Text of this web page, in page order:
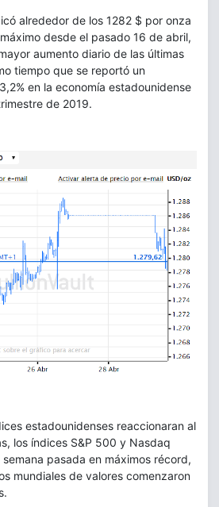
alrededor de los 1282 $ por onza
desde el pasado 16 de abril,
aumento diario de las últimas
tiempo que se reportó un
en la economía estadounidense
de 2019.
estadounidenses reaccionaran al
los índices S&P 500 y Nasdaq
pasada en máximos récord,
mundiales de valores comenzaron